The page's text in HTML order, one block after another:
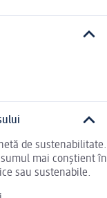
de sustenabilitate.
mai conștient în
sau sustenabile.